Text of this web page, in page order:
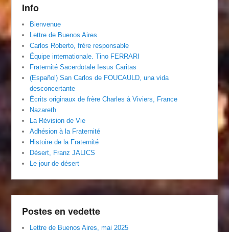
Info
Bienvenue
Lettre de Buenos Aires
Carlos Roberto, frère responsable
Équipe internationale. Tino FERRARI
Fraternité Sacerdotale Iesus Caritas
(Español) San Carlos de FOUCAULD, una vida
desconcertante
Écrits originaux de frère Charles à Viviers, France
Nazareth
La Révision de Vie
Adhésion à la Fraternité
Histoire de la Fraternité
Désert, Franz JALICS
Le jour de désert
Postes en vedette
Lettre de Buenos Aires, mai 2025